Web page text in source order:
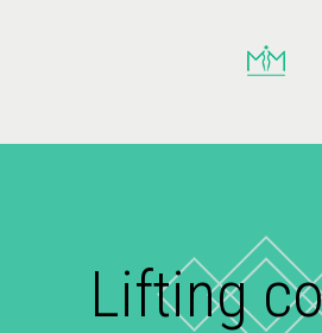
Lifting